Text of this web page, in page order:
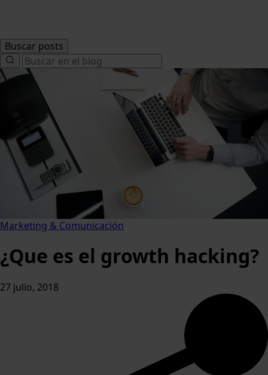
Buscar posts
Search
for:
Marketing & Comunicación
¿Que es el growth hacking?
27 julio, 2018